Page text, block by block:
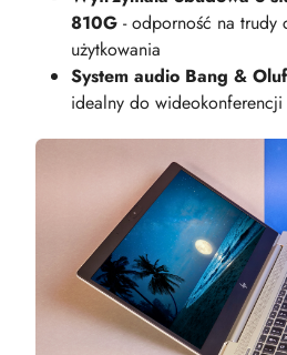
810G - odporność na trudy
użytkowania
System audio Bang &
idealny do